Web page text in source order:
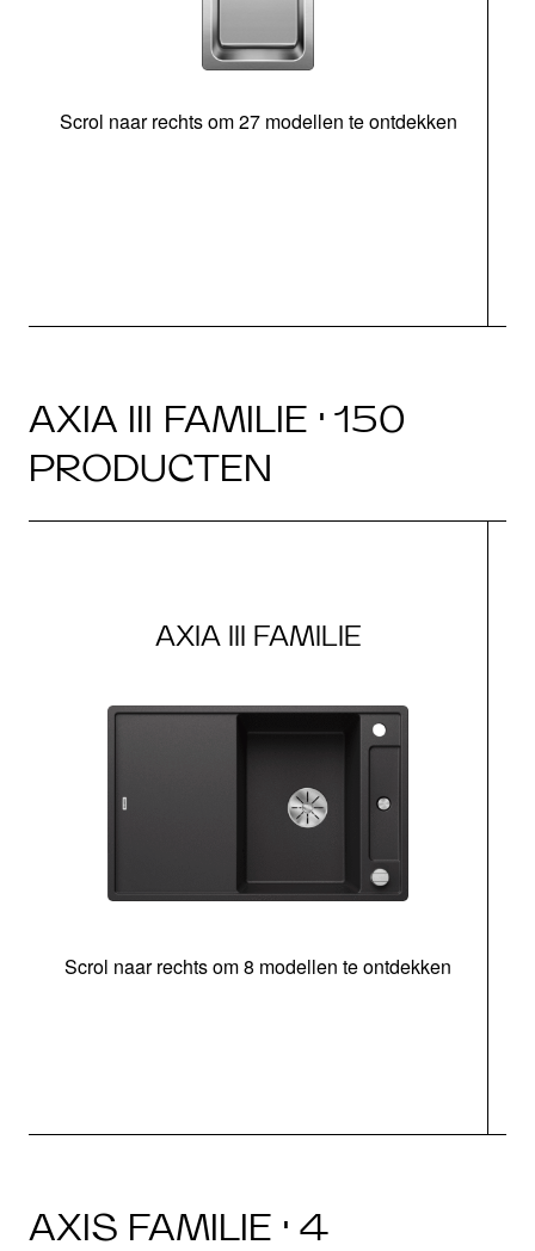
Scrol naar rechts om 27 modellen te ontdekken
AXIA III FAMILIE · 150
PRODUCTEN
AXIA III FAMILIE
Scrol naar rechts om 8 modellen te ontdekken
AXIS FAMILIE · 4